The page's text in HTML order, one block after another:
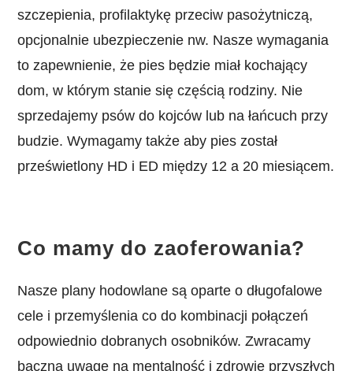
szczepienia, profilaktykę przeciw pasożytniczą,
opcjonalnie ubezpieczenie nw. Nasze wymagania
to zapewnienie, że pies będzie miał kochający
dom, w którym stanie się częścią rodziny. Nie
sprzedajemy psów do kojców lub na łańcuch przy
budzie. Wymagamy także aby pies został
prześwietlony HD i ED między 12 a 20 miesiącem.
Co mamy do zaoferowania?
Nasze plany hodowlane są oparte o długofalowe
cele i przemyślenia co do kombinacji połączeń
odpowiednio dobranych osobników. Zwracamy
baczną uwagę na mentalność i zdrowie przyszłych